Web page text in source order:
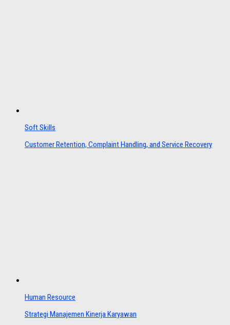
Soft Skills
Customer Retention, Complaint Handling, and Service Recovery
Human Resource
Strategi Manajemen Kinerja Karyawan